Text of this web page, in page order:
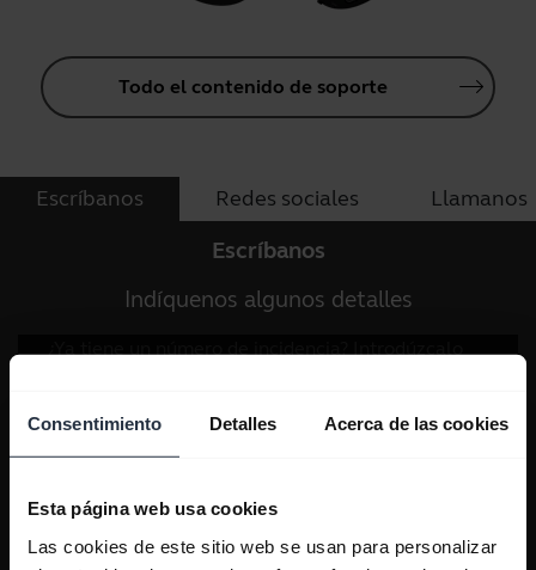
Consentimiento Detalles Acerca de las cookies
Esta página web usa cookies
Las cookies de este sitio web se usan para personalizar
Todo el contenido de soporte
Escríbanos Redes sociales Llamanos
Escríbanos
Indíquenos algunos detalles